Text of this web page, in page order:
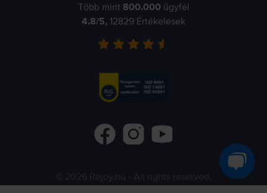
Több mint 800.000 ügyfél
4.8/5, 12829 Értékelések